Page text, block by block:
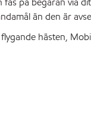
än den är
hästen,